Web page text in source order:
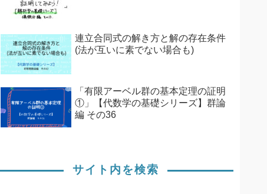
連立合同式の解き方と解の存在条件
(法が互いに素でない場合も)
「有限アーベル群の基本定理の証明
①」【代数学の基礎シリーズ】群論
編 その36
サイト内を検索